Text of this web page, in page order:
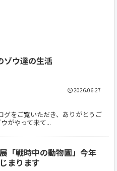
ゾウ達の生活
をご覧いただき、ありがとうご
がやって来て...
2026.06.27
「戦時中の動物園」今年
まります